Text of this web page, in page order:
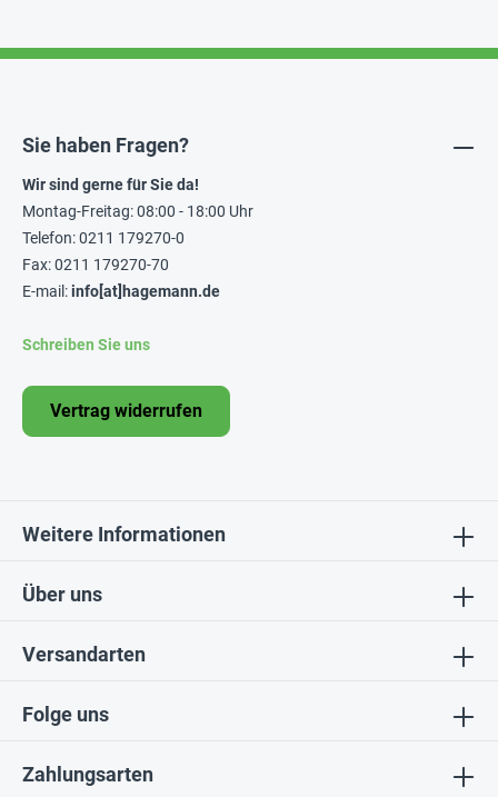
Folge uns
Über uns
Sie haben Fragen?
Wir sind gerne für Sie da!
Montag-Freitag: 08:00 - 18:00 Uhr
Telefon: 0211 179270-0
Fax: 0211 179270-70
E-mail:info[at]hagemann.de
Schreiben Sie uns
Vertrag widerrufen
Weitere Informationen
Zahlungsarten
Versandarten